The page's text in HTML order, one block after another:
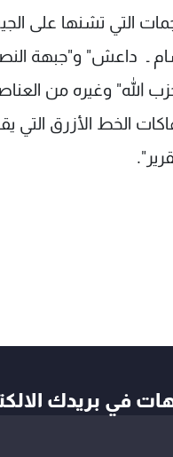
التي تشنها على
ـ داعش" و"جبهة
الله" وغيره من
الخط الأزرق التي
في بريدك